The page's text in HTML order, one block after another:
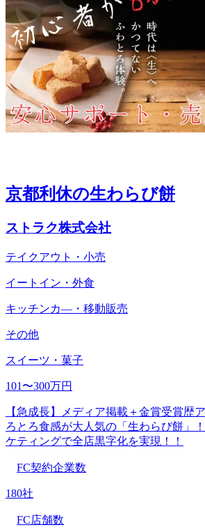
京都利休の生わらび餅
ストラク株式会社
テイクアウト・小売
イートイン・外食
キッチンカ―・移動販売
その他
スイーツ・菓子
101〜300万円
【急成長】メディア掲載＋金賞受賞歴
ろとろ食感が大人気の「生わらび餅」
ケティングで全店黒字化を実現！！
FC契約企業数
180社
FC店舗数